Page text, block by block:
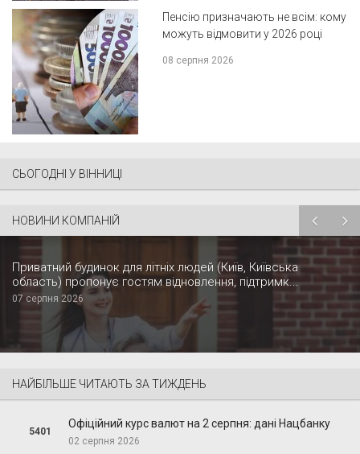
Пенсію призначають не всім: кому
можуть відмовити у 2026 році
08 серпня 2026
СЬОГОДНІ У ВІННИЦІ
НОВИНИ КОМПАНІЙ
Приватний будинок для літніх людей (Київ, Київська
область) пропонує гостям відновлення, підтримк...
07 серпня 2026
НАЙБІЛЬШЕ ЧИТАЮТЬ ЗА ТИЖДЕНЬ
5401
Офіційний курс валют на 2 серпня: дані Нацбанку
02 серпня 2026